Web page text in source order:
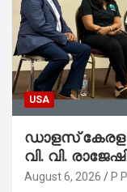
USA
ഡാളസ്
August 6, 2026 P